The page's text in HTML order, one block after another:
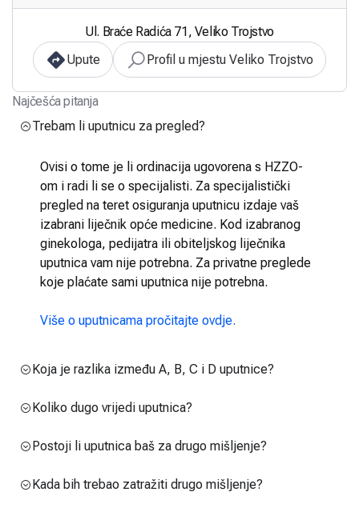
Ul. Braće Radića 71, Veliko Trojstvo
Upute
Profil u mjestu Veliko Trojstvo
Najčešća pitanja
Trebam li uputnicu za pregled?
Ovisi o tome je li ordinacija ugovorena s HZZO-
om i radi li se o specijalisti. Za specijalistički
pregled na teret osiguranja uputnicu izdaje vaš
izabrani liječnik opće medicine. Kod izabranog
ginekologa, pedijatra ili obiteljskog liječnika
uputnica vam nije potrebna. Za privatne preglede
koje plaćate sami uputnica nije potrebna.
Više o uputnicama pročitajte ovdje.
Koja je razlika između A, B, C i D uputnice?
Koliko dugo vrijedi uputnica?
Postoji li uputnica baš za drugo mišljenje?
Kada bih trebao zatražiti drugo mišljenje?